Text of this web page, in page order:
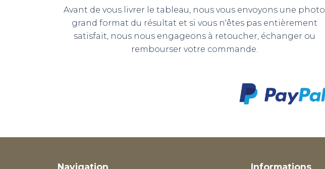
Avant de vous livrer le tableau, nous vous envoyons une photo
grand format du résultat et si vous n'êtes pas entièrement
satisfait, nous nous engageons à retoucher, échanger ou
rembourser votre commande.